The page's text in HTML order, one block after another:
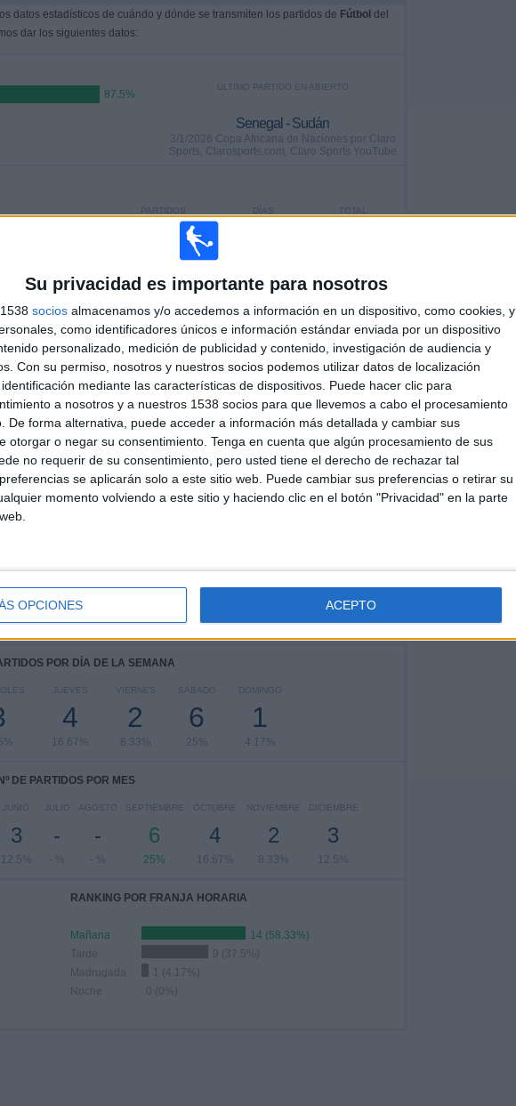
Su privacidad es importante para nosotros
socios almacenamos y/o accedemos a información en un dispositivo, como cookies, y
como identificadores únicos e información estándar enviada por un dispositivo
personalizado, medición de publicidad y contenido, investigación de audiencia y
Con su permiso, nosotros y nuestros socios podemos utilizar datos de localización
mediante las características de dispositivos. Puede hacer clic para
a nosotros y a nuestros 1538 socios para que llevemos a cabo el procesamiento
De forma alternativa, puede acceder a información más detallada y cambiar sus
otorgar o negar su consentimiento. Tenga en cuenta que algún procesamiento de sus
no requerir de su consentimiento, pero usted tiene el derecho de rechazar tal
se aplicarán solo a este sitio web. Puede cambiar sus preferencias o retirar su
momento volviendo a este sitio y haciendo clic en el botón "Privacidad" en la parte
OPCIONES ACEPTO
datos estadísticos de cuándo y dónde se transmiten los partidos de Fútbol del
dar los siguientes datos:
87.5%
ÚLTIMO PARTIDO EN ABIERTO
Senegal - Sudán
3/1/2026 Copa Africana de Naciones por Claro
Sports, Clarosports.com, Claro Sports YouTube
TOTAL
DÍAS
PARTIDOS
CONSECUTIVOS
DE PAGO
TOTAL
14
RIVALES
MÁXIMO
3
TOTAL
3
RANKING POR COMPETICIONES
POR DÍA DE LA SEMANA
JUEVES
4
16.67%
VIERNES
2
8.33%
SÁBADO
6
25%
DOMINGO
1
4.17%
Nº DE PARTIDOS POR MES
JUNIO
3
12.5%
JULIO
-
- %
AGOSTO
-
- %
SEPTIEMBRE
6
25%
OCTUBRE
4
16.67%
NOVIEMBRE
2
8.33%
DICIEMBRE
3
12.5%
RANKING POR FRANJA HORARIA
Mañana
14 (58.33%)
Tarde
9 (37.5%)
Madrugada
1 (4.17%)
Noche
0 (0%)